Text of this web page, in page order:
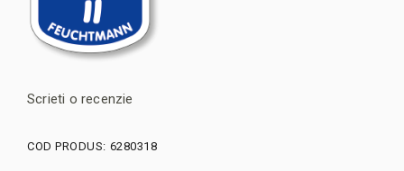
Scrieti o recenzie
COD PRODUS: 6280318